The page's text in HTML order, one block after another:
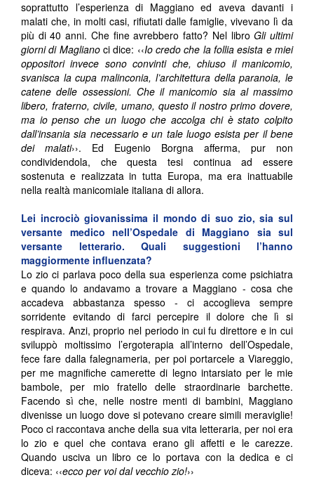
soprattutto l’esperienza di Maggiano ed aveva davanti i
malati che, in molti casi, rifiutati dalle famiglie, vivevano lì da
più di 40 anni. Che fine avrebbero fatto? Nel libroGli ultimi
giorni di Maglianoci dice: ‹‹Io credo che la follia esista e miei
oppositori invece sono convinti che, chiuso il manicomio,
svanisca la cupa malinconia, l’architettura della paranoia, le
catene delle ossessioni. Che il manicomio sia al massimo
libero, fraterno, civile, umano, questo il nostro primo dovere,
ma io penso che un luogo che accolga chi è stato colpito
dall’insania sia necessario e un tale luogo esista per il bene
dei malati››. Ed Eugenio Borgna afferma, pur non
condividendola, che questa tesi continua ad essere
sostenuta e realizzata in tutta Europa, ma era inattuabile
nella realtà manicomiale italiana di allora.
Lei incrociò giovanissima il mondo di suo zio, sia sul
versante medico nell’Ospedale di Maggiano sia sul
versante letterario. Quali suggestioni l’hanno
maggiormente influenzata?
Lo zio ci parlava poco della sua esperienza come psichiatra
e quando lo andavamo a trovare a Maggiano - cosa che
accadeva abbastanza spesso - ci accoglieva sempre
sorridente evitando di farci percepire il dolore che lì si
respirava. Anzi, proprio nel periodo in cui fu direttore e in cui
sviluppò moltissimo l’ergoterapia all’interno dell’Ospedale,
fece fare dalla falegnameria, per poi portarcele a Viareggio,
per me magnifiche camerette di legno intarsiato per le mie
bambole, per mio fratello delle straordinarie barchette.
Facendo sì che, nelle nostre menti di bambini, Maggiano
divenisse un luogo dove si potevano creare simili meraviglie!
Poco ci raccontava anche della sua vita letteraria, per noi era
lo zio e quel che contava erano gli affetti e le carezze.
Quando usciva un libro ce lo portava con la dedica e ci
diceva: ‹‹ecco per voi dal vecchio zio!››